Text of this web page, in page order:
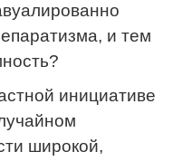
и тем
инициативе
широкой,